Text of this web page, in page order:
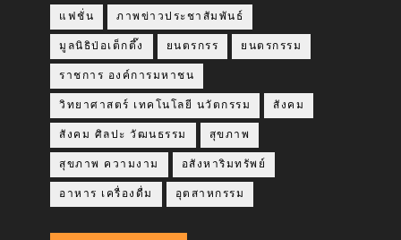
แฟชั่น ภาพข่าวประชาสัมพันธ์
มูลนิธิป่อเต็กตึ๊ง ยนตรกรร ยนตรกรรม
ราชการ องค์การมหาชน
วิทยาศาสตร์ เทคโนโลยี นวัตกรรม สังคม
สังคม ศิลปะ วัฒนธรรม สุขภาพ
สุขภาพ ความงาม อสังหาริมทรัพย์
อาหาร เครื่องดื่ม อุตสาหกรรม